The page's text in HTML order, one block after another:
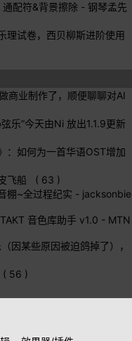
配符&背景擦除 - 钢琴孟先
理试卷，西贝柳斯进阶使用
商业制作了，顺便聊聊对AI
乐”今天由Ni 放出1.1.9更新
如何为一首华语OST增加
飞船 ( 63 )
棚~全过程纪实 - jacksonbie
音色库助手 v1.0 - MTN
因某些原因被迫鸽掉了），
56 )